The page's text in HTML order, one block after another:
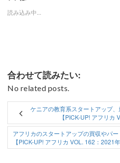
読み込み中...
合わせて読みたい:
No related posts.
ケニアの教育系スタートアップ
【PICK-UP! アフリカ
アフリカのスタートアップの買収やパ
【PICK-UP! アフリカ VOL. 162：2021